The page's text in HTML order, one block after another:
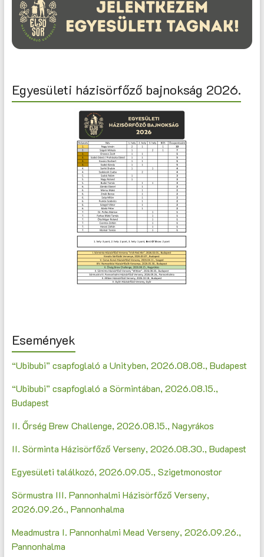
Egyesületi házisörfőző bajnokság 2026.
Események
“Ubibubi” csapfoglaló a Unityben, 2026.08.08., Budapest
“Ubibubi” csapfoglaló a Sörmintában, 2026.08.15.,
Budapest
II. Őrség Brew Challenge, 2026.08.15., Nagyrákos
II. Sörminta Házisörfőző Verseny, 2026.08.30., Budapest
Egyesületi találkozó, 2026.09.05., Szigetmonostor
Sörmustra III. Pannonhalmi Házisörfőző Verseny,
2026.09.26., Pannonhalma
Meadmustra I. Pannonhalmi Mead Verseny, 2026.09.26.,
Pannonhalma